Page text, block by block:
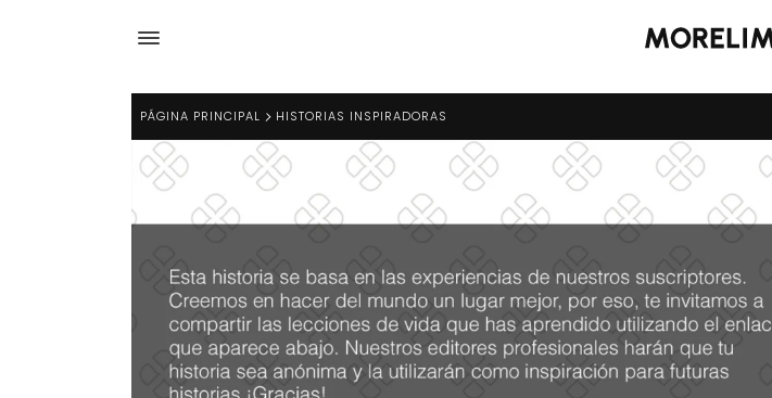
PÁGINA PRINCIPAL HISTORIAS INSPIRADORAS